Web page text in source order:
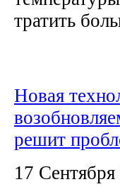
тратить
Новая
решит
17 Сентября